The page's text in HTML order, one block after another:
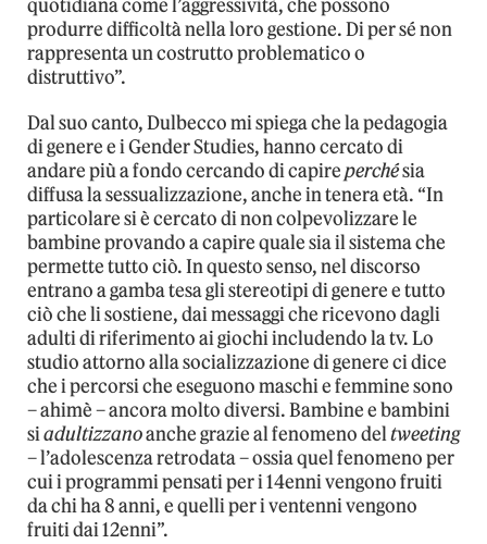
quotidiana come l’aggressività, che possono
produrre difficoltà nella loro gestione. Di per sé non
rappresenta un costrutto problematico o
distruttivo”.
Dal suo canto, Dulbecco mi spiega che la pedagogia
di genere e i Gender Studies, hanno cercato di
andare più a fondo cercando di capireperchésia
diffusa la sessualizzazione, anche in tenera età. “In
particolare si è cercato di non colpevolizzare le
bambine provando a capire quale sia il sistema che
permette tutto ciò. In questo senso, nel discorso
entrano a gamba tesa gli stereotipi di genere e tutto
ciò che li sostiene, dai messaggi che ricevono dagli
adulti di riferimento ai giochi includendo la tv. Lo
studio attorno alla socializzazione di genere ci dice
che i percorsi che eseguono maschi e femmine sono
– ahimè – ancora molto diversi. Bambine e bambini
siadultizzanoanche grazie al fenomeno deltweeting
– l’adolescenza retrodata – ossia quel fenomeno per
cui i programmi pensati per i 14enni vengono fruiti
da chi ha 8 anni, e quelli per i ventenni vengono
fruiti dai 12enni”.